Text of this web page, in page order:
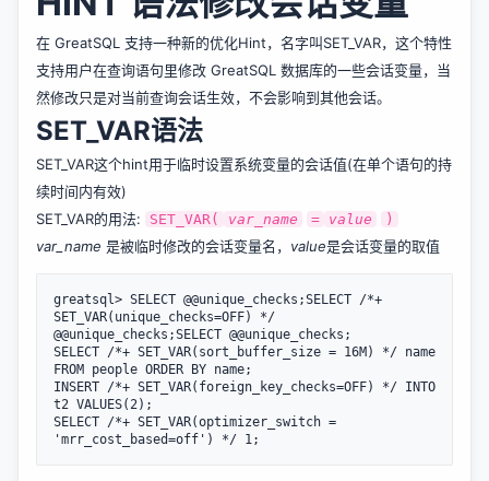
在 GreatSQL 支持一种新的优化Hint，名字叫SET_VAR，这个特性
支持用户在查询语句里修改 GreatSQL 数据库的一些会话变量，当
然修改只是对当前查询会话生效，不会影响到其他会话。
SET_VAR语法
SET_VAR这个hint用于临时设置系统变量的会话值(在单个语句的持
续时间内有效)
SET_VAR的用法:
SET_VAR( var_name = value )
var_name 是被临时修改的会话变量名， value是会话变量的取值
greatsql> SELECT @@unique_checks;SELECT /*+
SET_VAR(unique_checks=OFF) */
@@unique_checks;SELECT @@unique_checks;
SELECT /*+ SET_VAR(sort_buffer_size = 16M) */ name
FROM people ORDER BY name;
INSERT /*+ SET_VAR(foreign_key_checks=OFF) */ INTO
t2 VALUES(2);
SELECT /*+ SET_VAR(optimizer_switch =